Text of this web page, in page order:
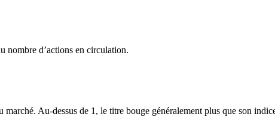
nombre d’actions en circulation.
Au-dessus de 1, le titre bouge généralement plus que son